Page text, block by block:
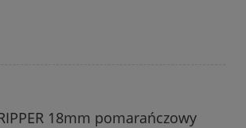
18mm pomarańczowy